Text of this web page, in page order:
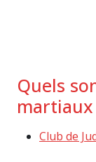
Quels
martiaux
Club de